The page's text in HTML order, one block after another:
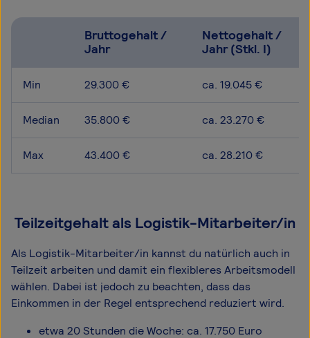
Bruttogehalt /
Jahr
Nettogehalt /
Jahr (Stkl. I)
Min 29.300 € ca. 19.045 €
Median 35.800 € ca. 23.270 €
Max 43.400 € ca. 28.210 €
Teilzeitgehalt als Logistik-Mitarbeiter/in
Als Logistik-Mitarbeiter/in kannst du natürlich auch in
Teilzeit arbeiten und damit ein flexibleres Arbeitsmodell
wählen. Dabei ist jedoch zu beachten, dass das
Einkommen in der Regel entsprechend reduziert wird.
etwa 20 Stunden die Woche: ca. 17.750 Euro